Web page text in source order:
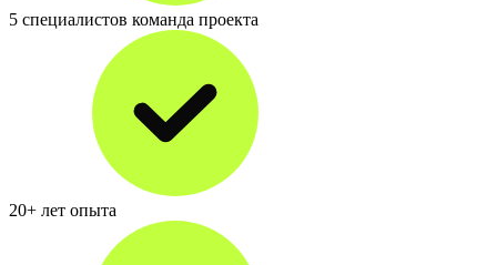
5 специалистов команда проекта
20+ лет опыта